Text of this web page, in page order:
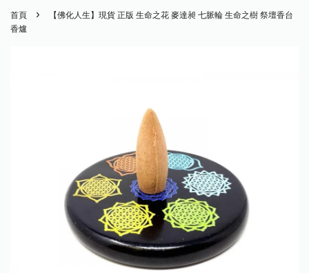
首頁 ›
【佛化人生】現貨 正版 生命之花 麥達昶 七脈輪 生命之樹 祭壇香台
香爐